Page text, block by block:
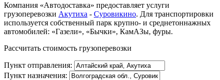
Компания «Автодоставка» предоставляет услуги
грузоперевозки Акутиха - Суровикино. Для транспортировки
используется собственный парк крупно- и среднетоннажных
автомобилей: «Газели», «Бычки», КамАЗы, фуры.
Рассчитать стоимость грузоперевозки
Пункт отправления:
Пункт назначения: